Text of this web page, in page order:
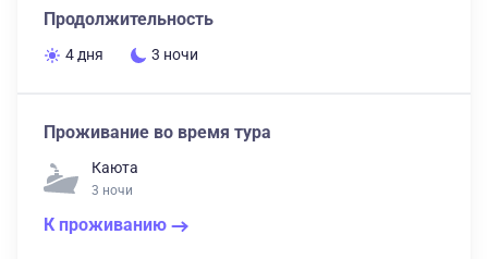
Продолжительность
4 дня 3 ночи
Проживание во время тура
Каюта
3 ночи
К проживанию